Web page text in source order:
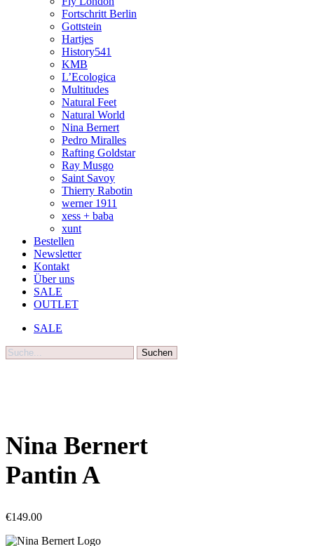
Fortschritt Berlin
Gottstein
Hartjes
History541
KMB
L’Ecologica
Multitudes
Natural Feet
Natural World
Nina Bernert
Pedro Miralles
Rafting Goldstar
Ray Musgo
Saint Savoy
Thierry Rabotin
werner 1911
xess + baba
xunt
Bestellen
Newsletter
Kontakt
Über uns
SALE
OUTLET
SALE
Suche
Nina Bernert
Pantin A
€149.00